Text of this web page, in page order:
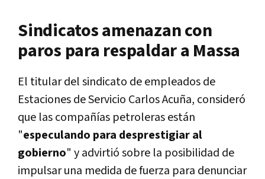
Sindicatos amenazan con
paros para respaldar a Massa
El titular del sindicato de empleados de
Estaciones de Servicio Carlos Acuña, consideró
que las compañías petroleras están
"especulando para desprestigiar al
gobierno" y advirtió sobre la posibilidad de
impulsar una medida de fuerza para denunciar